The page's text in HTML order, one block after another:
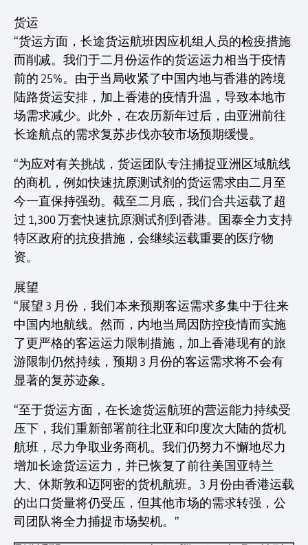
货运
“货运方面，长途货运航班因应机组人员的检疫措施
而削减。我们于二月份运作的货运运力相当于疫情
前的 25%。由于当局收紧了中国内地与香港的跨境
陆路货运安排，加上香港的疫情升温，导致本地市
场需求减少。此外，在农历新年过后，由亚洲前往
长途航点的需求复苏步伐亦较市场预期缓慢。
“为应对有关挑战，货运团队专注捕捉亚洲区域航线
的商机，例如快速抗原测试剂的货运需求由二月至
今一直保持强劲。截至二月底，我们合共运载了超
过 1,300 万套快速抗原测试剂到香港。国泰全力支持
特区政府的抗疫措施，会继续运载重要的医疗物
资。
展望
“展望 3 月份，我们本来预期客运需求多集中于往来
中国内地航线。然而，内地当局因防控疫情而实施
了更严格的客运运力限制措施，加上香港现有的旅
游限制仍然持续，预期 3 月份的客运需求将不会有
显著的复苏迹象。
“至于货运方面，在长途货运航班的营运能力持续受
压下，我们重新部署前往北亚和印度次大陆的货机
航班，尽力争取业务商机。我们仍努力不懈地尽力
增加长途货运运力，并已恢复了前往美国亚特兰
大、休斯敦和迈阿密的货机航班。3 月份由香港运载
的出口货量将仍受压，但其他市场的需求转强，公
司团队将全力捕捉市场契机。”